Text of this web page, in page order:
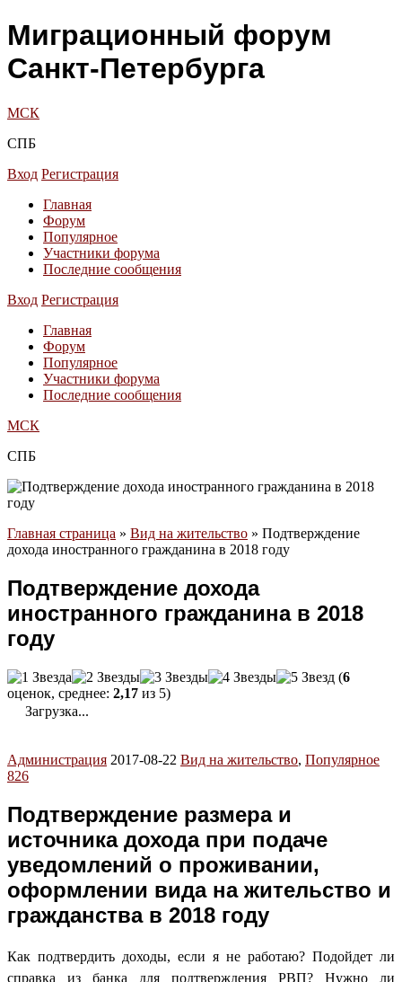
Миграционный форум
Санкт-Петербурга
МСК
СПБ
Вход Регистрация
Главная
Форум
Популярное
Участники форума
Последние сообщения
Вход Регистрация
Главная
Форум
Популярное
Участники форума
Последние сообщения
МСК
СПБ
Главная страница » Вид на жительство » Подтверждение
дохода иностранного гражданина в 2018 году
Подтверждение дохода
иностранного гражданина в 2018
году
(6
оценок, среднее: 2,17 из 5)
Загрузка...
Администрация 2017-08-22 Вид на жительство, Популярное
826
Подтверждение размера и
источника дохода при подаче
уведомлений о проживании,
оформлении вида на жительство и
гражданства в 2018 году
Как подтвердить доходы, если я не работаю? Подойдет ли
справка из банка для подтверждения РВП? Нужно ли